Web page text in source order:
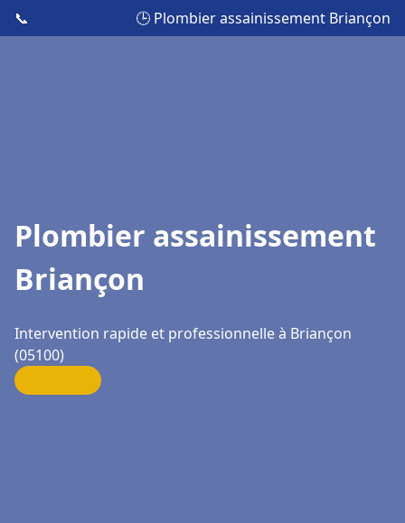
📞 🕒 Plombier assainissement Briançon
Plombier assainissement
Briançon
Intervention rapide et professionnelle à Briançon
(05100)